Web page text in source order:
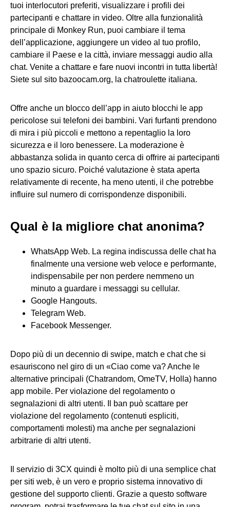
tuoi interlocutori preferiti, visualizzare i profili dei
partecipanti e chattare in video. Oltre alla funzionalità
principale di Monkey Run, puoi cambiare il tema
dell’applicazione, aggiungere un video al tuo profilo,
cambiare il Paese e la città, inviare messaggi audio alla
chat. Venite a chattare e fare nuovi incontri in tutta libertà!
Siete sul sito bazoocam.org, la chatroulette italiana.
Offre anche un blocco dell’app in aiuto blocchi le app
pericolose sui telefoni dei bambini. Vari furfanti prendono
di mira i più piccoli e mettono a repentaglio la loro
sicurezza e il loro benessere. La moderazione è
abbastanza solida in quanto cerca di offrire ai partecipanti
uno spazio sicuro. Poiché valutazione è stata aperta
relativamente di recente, ha meno utenti, il che potrebbe
influire sul numero di corrispondenze disponibili.
Qual è la migliore chat anonima?
WhatsApp Web. La regina indiscussa delle chat ha
finalmente una versione web veloce e performante,
indispensabile per non perdere nemmeno un
minuto a guardare i messaggi su cellular.
Google Hangouts.
Telegram Web.
Facebook Messenger.
Dopo più di un decennio di swipe, match e chat che si
esauriscono nel giro di un «Ciao come va? Anche le
alternative principali (Chatrandom, OmeTV, Holla) hanno
app mobile. Per violazione del regolamento o
segnalazioni di altri utenti. Il ban può scattare per
violazione del regolamento (contenuti espliciti,
comportamenti molesti) ma anche per segnalazioni
arbitrarie di altri utenti.
Il servizio di 3CX quindi è molto più di una semplice chat
per siti web, è un vero e proprio sistema innovativo di
gestione del supporto clienti. Grazie a questo software